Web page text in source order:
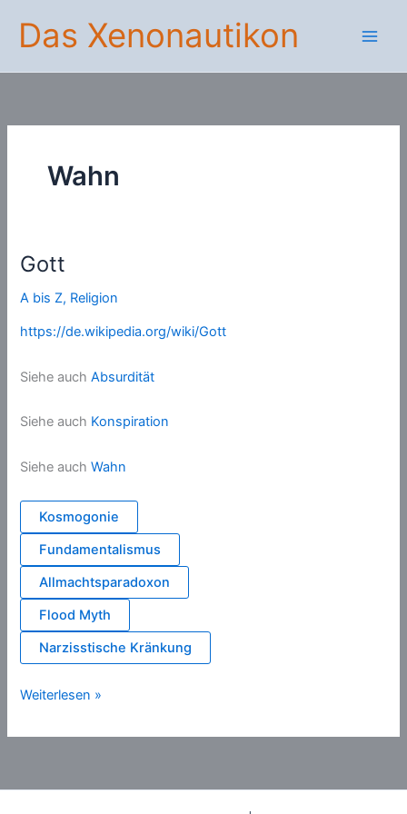
Inhalt
springen
Das Xenonautikon
Wahn
Gott
A bis Z, Religion
https://de.wikipedia.org/wiki/Gott
Siehe auchAbsurdität
Siehe auch Konspiration
Siehe auchWahn
Kosmogonie
Fundamentalismus
Allmachtsparadoxon
Flood Myth
Narzisstische Kränkung
Gott
Weiterlesen »